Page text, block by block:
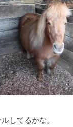
してるかな。